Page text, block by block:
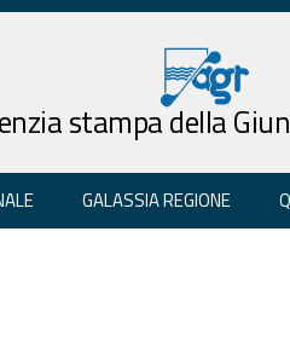
stampa della
GALASSIA REGIONE